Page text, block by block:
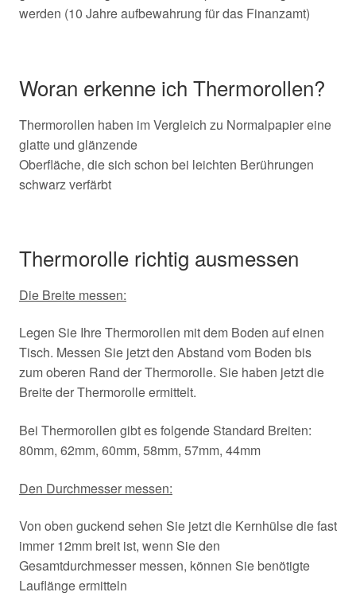
werden (10 Jahre aufbewahrung für das Finanzamt)
Woran erkenne ich Thermorollen?
Thermorollen haben im Vergleich zu Normalpapier eine
glatte und glänzende
Oberfläche, die sich schon bei leichten Berührungen
schwarz verfärbt
Thermorolle richtig ausmessen
Die Breite messen:
Legen Sie Ihre Thermorollen mit dem Boden auf einen
Tisch. Messen Sie jetzt den Abstand vom Boden bis
zum oberen Rand der Thermorolle. Sie haben jetzt die
Breite der Thermorolle ermittelt.
Bei Thermorollen gibt es folgende Standard Breiten:
80mm, 62mm, 60mm, 58mm, 57mm, 44mm
Den Durchmesser messen:
Von oben guckend sehen Sie jetzt die Kernhülse die fast
immer 12mm breit ist, wenn Sie den
Gesamtdurchmesser messen, können Sie benötigte
Lauflänge ermitteln